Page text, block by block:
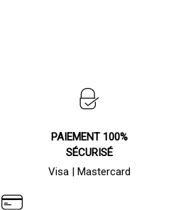
PAIEMENT 100%
SÉCURISÉ
Visa | Mastercard